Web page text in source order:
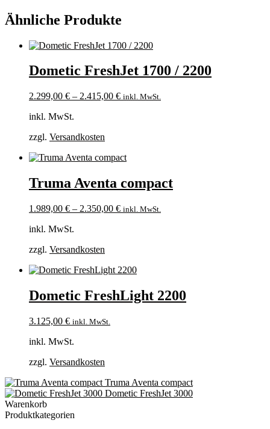
Ähnliche Produkte
Dometic FreshJet 1700 / 2200
2.299,00 € – 2.415,00 € inkl. MwSt.
inkl. MwSt.
zzgl. Versandkosten
Truma Aventa compact
1.989,00 € – 2.350,00 € inkl. MwSt.
inkl. MwSt.
zzgl. Versandkosten
Dometic FreshLight 2200
3.125,00 € inkl. MwSt.
inkl. MwSt.
zzgl. Versandkosten
Truma Aventa compact
Dometic FreshJet 3000
Warenkorb
Produktkategorien